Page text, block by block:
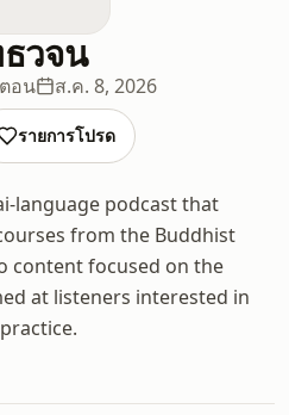
วจน
อน ส.ค. 8, 2026
รายการโปรด
language podcast that
from the Buddhist
content focused on the
at listeners interested in